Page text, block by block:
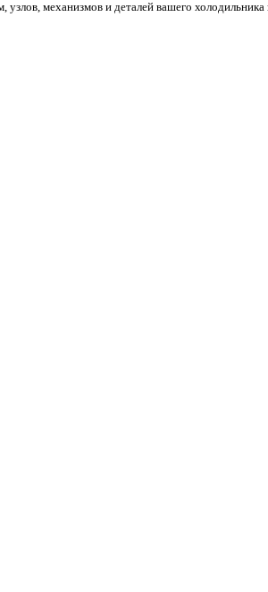
механизмов и деталей вашего